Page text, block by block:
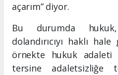
açarım” diyor.
Bu durumda
dolandırıcıyı haklı
örnekte hukuk
tersine adaletsizliğe